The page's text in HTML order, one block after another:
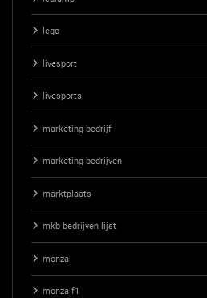
lego
livesport
livesports
marketing bedrijf
marketing bedrijven
marktplaats
mkb bedrijven lijst
monza
monza f1